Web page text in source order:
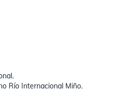
Río Internacional Miño.